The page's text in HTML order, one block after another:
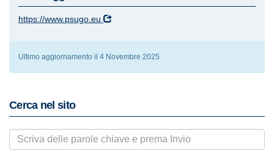
https://www.psugo.eu
Ultimo aggiornamento il 4 Novembre 2025
Cerca nel sito